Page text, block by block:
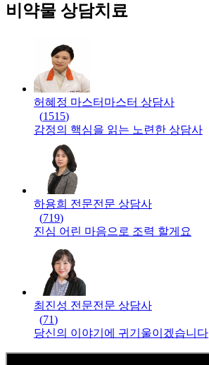
비약물 상담치료
허혜정 마스터 마스터 상담사
(1515)
감정의 핵심을 읽는 노련한 상담사
하용희 전문전문 상담사
(719)
진심 어린 마음으로 조력 할게요
최진성 전문전문 상담사
(71)
당신의 이야기에 귀기울이겠습니다